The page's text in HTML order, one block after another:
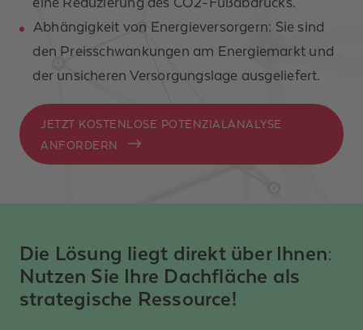
Abhängigkeit von Energieversorgern: Sie sind
den Preisschwankungen am Energiemarkt und
der unsicheren Versorgungslage ausgeliefert.
JETZT KOSTENLOSE POTENZIALANALYSE
ANFORDERN
Die Lösung liegt direkt über Ihnen:
Nutzen Sie Ihre Dachfläche als
strategische Ressource!